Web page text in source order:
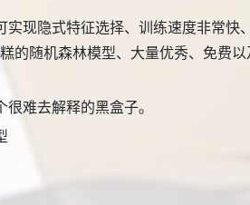
实现隐式特征选择、训练速度非常快
的随机森林模型、大量优秀、免费
难去解释的黑盒子。